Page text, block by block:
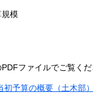
規模
ファイルでご覧くだ
初予算の概要（土木部